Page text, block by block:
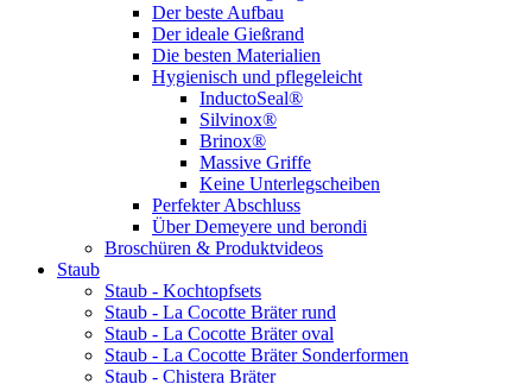
Der beste Aufbau
Der ideale Gießrand
Die besten Materialien
Hygienisch und pflegeleicht
InductoSeal®
Silvinox®
Brinox®
Massive Griffe
Keine Unterlegscheiben
Perfekter Abschluss
Über Demeyere und berondi
Broschüren & Produktvideos
Staub
Staub - Kochtopfsets
Staub - La Cocotte Bräter rund
Staub - La Cocotte Bräter oval
Staub - La Cocotte Bräter Sonderformen
Staub - Chistera Bräter